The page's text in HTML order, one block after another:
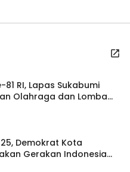
81 RI, Lapas Sukabumi
Olahraga dan Lomba
Demokrat Kota
Gerakan Indonesia
Masjid Agung